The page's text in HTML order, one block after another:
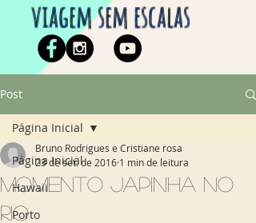
viagem sem escalas
Post
Página Inicial
Hawaii
Porto
Página Inicial
Momento japinha no
Rio
Bruno Rodrigues e Cristiane rosa
23 de set. de 2016 1 min de leitura